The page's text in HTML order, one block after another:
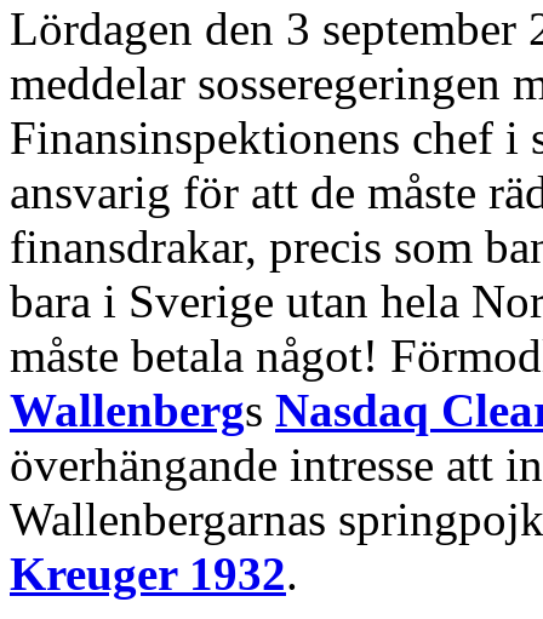
Lördagen den 3
meddelar sosseregeringen
Finansinspektionens chef i
ansvarig för att de måste
finansdrakar, precis som
bara i Sverige utan hela
måste betala något!
Wallenbergs Nasdaq
överhängande intresse att
Wallenbergarnas
Kreuger 1932.